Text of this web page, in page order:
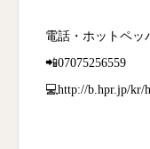
電話・ホットペッ
📲07075256559
💻http://b.hpr.jp/kr/